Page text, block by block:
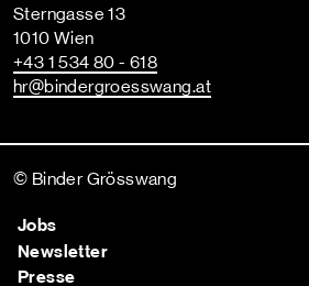
Sterngasse 13
1010 Wien
+43 1 534 80 - 618
hr@bindergroesswang.at
© Binder Grösswang
Jobs
Newsletter
Presse